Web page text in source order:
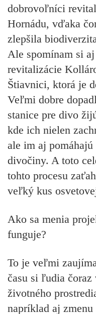
dobrovoľníci
Hornádu, vďaka
zlepšila
Ale spomínam si
revitalizácie
Štiavnici, ktorá je
Veľmi dobre
stanice pre divo
kde ich nielen
ale im aj
divočiny. A toto
tohto procesu
veľký kus
Ako sa menia
funguje?
To je veľmi
času si ľudia
životného
napríklad aj